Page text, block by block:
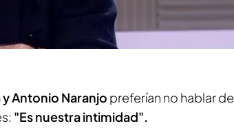
Antonio Naranjo preferían no hablar de
"Es nuestra intimidad".